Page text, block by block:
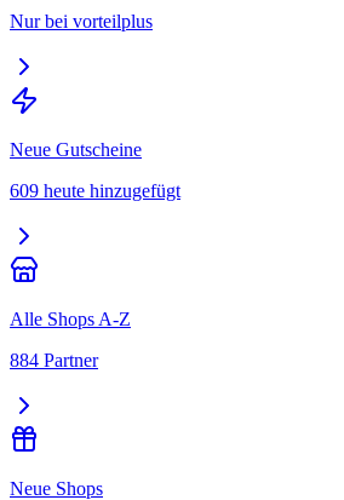
Nur bei vorteilplus
Neue Gutscheine
609 heute hinzugefügt
Alle Shops A-Z
884 Partner
Neue Shops